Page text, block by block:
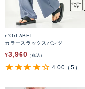
n'OrLABEL
カラースラックスパンツ
¥3,960 税込
4.00 （5）